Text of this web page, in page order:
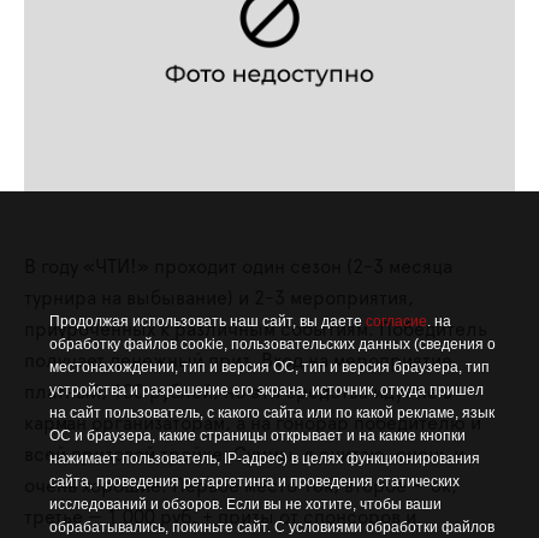
Продолжая использовать наш сайт, вы даете согласие. на
обработку файлов cookie, пользовательских данных (сведения о
местонахождении, тип и версия ОС, тип и версия браузера, тип
устройства и разрешение его экрана, источник, откуда пришел
на сайт пользователь, с какого сайта или по какой рекламе, язык
ОС и браузера, какие страницы открывает и на какие кнопки
нажимает пользователь, IP-адрес) в целях функционирования
сайта, проведения ретаргетинга и проведения статических
исследований и обзоров. Если вы не хотите, чтобы ваши
обрабатывались, покиньте сайт. С условиями обработки файлов
приуроченных к различным событиям. Победитель
получает денежный приз. Вход на мероприятие
платный, 100 рублей, но эти средства идут не в
карман организаторам, а на гонорар победителю и
всей призовой тройке. Суммы, я считаю, очень и
очень хорошие. Первое место 10к, второе — 5к,
третье — 1 000 руб. + призы от спонсоров и